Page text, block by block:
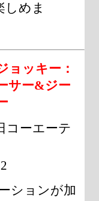
しめま
ョッキー：
サー&ジー
コーエーテ
ションが加